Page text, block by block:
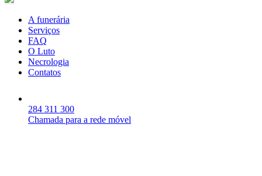
A funerária
Serviços
FAQ
O Luto
Necrologia
Contatos
284 311 300
Chamada para a rede móvel